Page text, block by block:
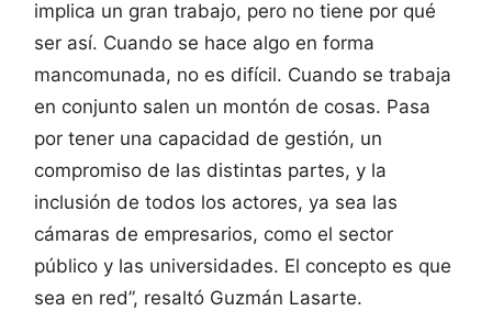
implica un gran trabajo, pero no tiene por qué
ser así. Cuando se hace algo en forma
mancomunada, no es difícil. Cuando se trabaja
en conjunto salen un montón de cosas. Pasa
por tener una capacidad de gestión, un
compromiso de las distintas partes, y la
inclusión de todos los actores, ya sea las
cámaras de empresarios, como el sector
público y las universidades. El concepto es que
sea en red”, resaltó Guzmán Lasarte.